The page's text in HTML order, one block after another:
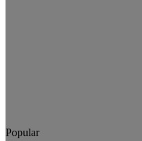
Popular